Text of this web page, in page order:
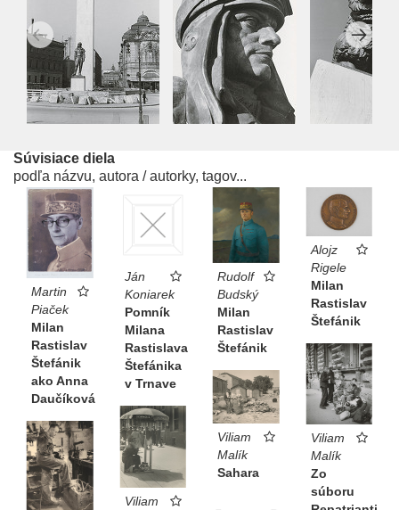
Súvisiace diela
podľa názvu, autora / autorky, tagov...
Martin
Piaček
Milan
Rastislav
Štefánik
ako Anna
Daučíková
Ján
Koniarek
Pomník
Milana
Rastislava
Štefánika
v Trnave
Rudolf
Budský
Milan
Rastislav
Štefánik
Alojz
Rigele
Milan
Rastislav
Štefánik
Viliam
Malík
Zo
súboru
Viliam
Malík
Sahara
Viliam